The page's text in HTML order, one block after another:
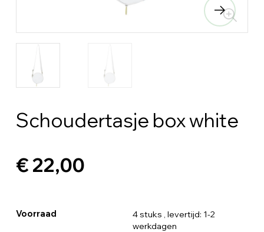
Schoudertasje box white
€ 22,00
Voorraad 4 stuks , levertijd: 1-2
werkdagen